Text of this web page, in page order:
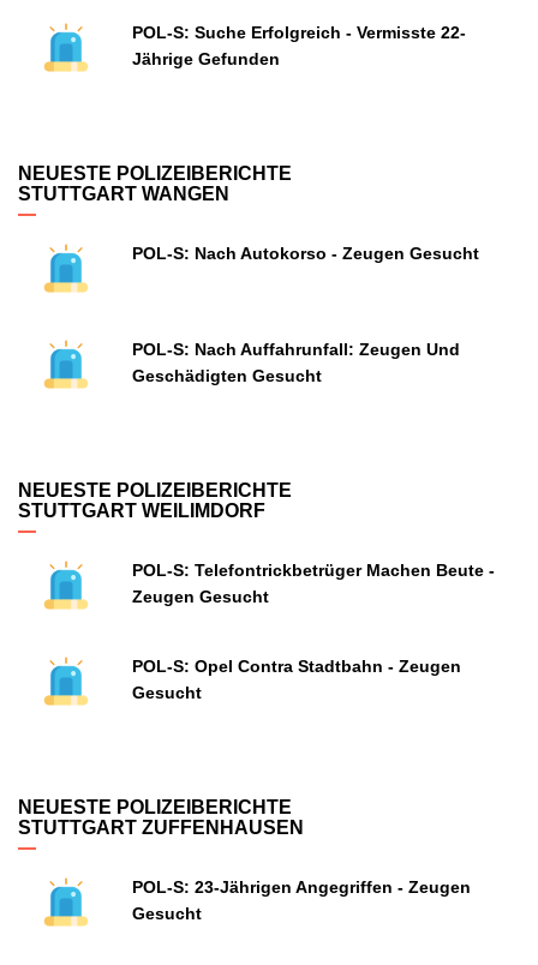
POL-S: Suche Erfolgreich - Vermisste 22-
Jährige Gefunden
NEUESTE POLIZEIBERICHTE
STUTTGART WANGEN
POL-S: Nach Autokorso - Zeugen Gesucht
POL-S: Nach Auffahrunfall: Zeugen Und
Geschädigten Gesucht
NEUESTE POLIZEIBERICHTE
STUTTGART WEILIMDORF
POL-S: Telefontrickbetrüger Machen Beute -
Zeugen Gesucht
POL-S: Opel Contra Stadtbahn - Zeugen
Gesucht
NEUESTE POLIZEIBERICHTE
STUTTGART ZUFFENHAUSEN
POL-S: 23-Jährigen Angegriffen - Zeugen
Gesucht